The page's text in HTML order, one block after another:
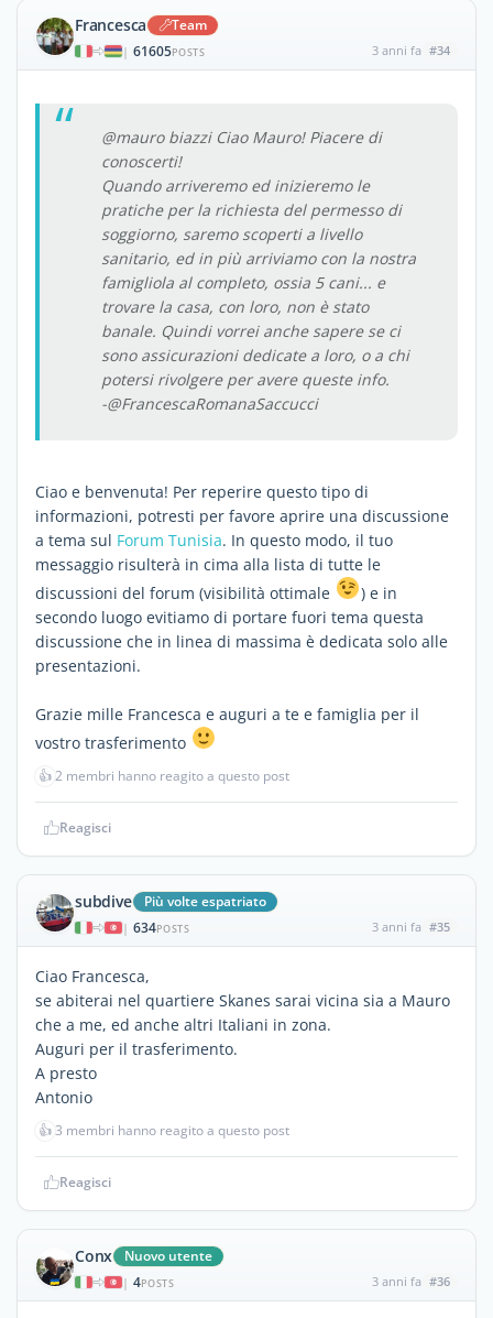
Francesca Team
| 61605POSTS 3 anni fa #34
@mauro biazzi Ciao Mauro! Piacere di
conoscerti!
Quando arriveremo ed inizieremo le
pratiche per la richiesta del permesso di
soggiorno, saremo scoperti a livello
sanitario, ed in più arriviamo con la nostra
famigliola al completo, ossia 5 cani... e
trovare la casa, con loro, non è stato
banale. Quindi vorrei anche sapere se ci
sono assicurazioni dedicate a loro, o a chi
potersi rivolgere per avere queste info.
-@FrancescaRomanaSaccucci
Ciao e benvenuta! Per reperire questo tipo di
informazioni, potresti per favore aprire una discussione
a tema sul Forum Tunisia. In questo modo, il tuo
messaggio risulterà in cima alla lista di tutte le
discussioni del forum (visibilità ottimale
) e in
secondo luogo evitiamo di portare fuori tema questa
discussione che in linea di massima è dedicata solo alle
presentazioni.
Grazie mille Francesca e auguri a te e famiglia per il
vostro trasferimento
👍2 membri hanno reagito a questo post
Reagisci
subdive Più volte espatriato
| 634POSTS 3 anni fa #35
Ciao Francesca,
se abiterai nel quartiere Skanes sarai vicina sia a Mauro
che a me, ed anche altri Italiani in zona.
Auguri per il trasferimento.
A presto
Antonio
👍3 membri hanno reagito a questo post
Reagisci
Conx Nuovo utente
| 4POSTS 3 anni fa #36